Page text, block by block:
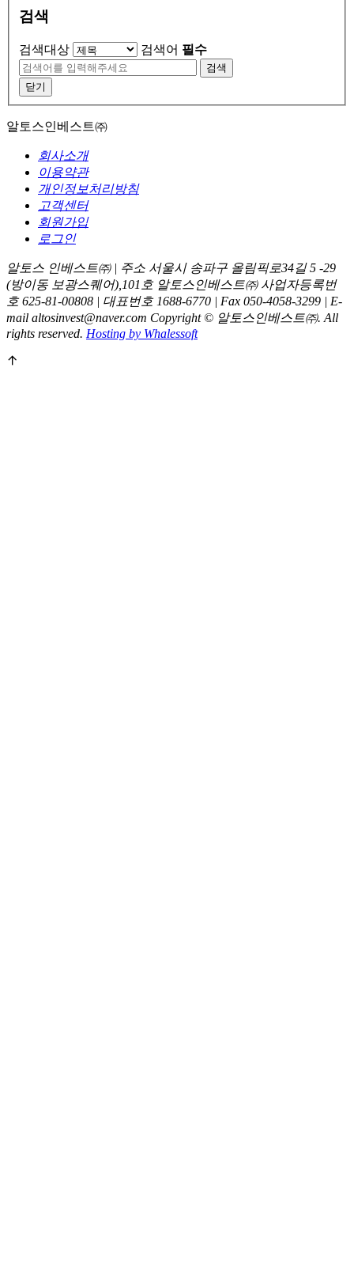
검색
검색대상 검색어 필수
검색
닫기
알토스인베스트㈜
회사소개
이용약관
개인정보처리방침
고객센터
회원가입
로그인
알토스 인베스트㈜ | 주소 서울시 송파구 올림픽로34길 5 -29
(방이동 보광스퀘어),101호 알토스인베스트㈜ 사업자등록번
호 625-81-00808 | 대표번호 1688-6770 | Fax 050-4058-3299 | E-
mail altosinvest@naver.com Copyright © 알토스인베스트㈜. All
rights reserved. Hosting by Whalessoft